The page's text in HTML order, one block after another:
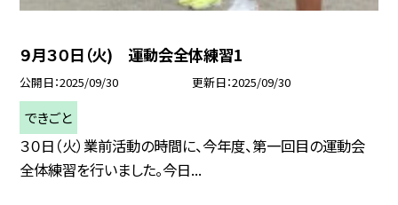
９月３０日（火) 運動会全体練習1
公開日 2025/09/30 更新日 2025/09/30
できごと
３０日（火）業前活動の時間に、今年度、第一回目の運動会
全体練習を行いました。今日...